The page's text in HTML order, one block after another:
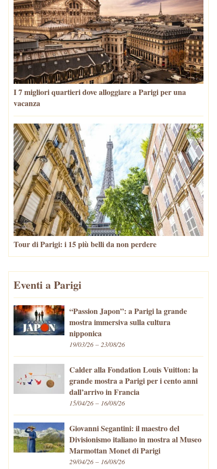
I 7 migliori quartieri dove alloggiare a Parigi per una
vacanza
Tour di Parigi: i 15 più belli da non perdere
Eventi a Parigi
“Passion Japon”: a Parigi la grande
mostra immersiva sulla cultura
nipponica
19/03/26 – 23/08/26
Calder alla Fondation Louis Vuitton: la
grande mostra a Parigi per i cento anni
dall’arrivo in Francia
15/04/26 – 16/08/26
Giovanni Segantini: il maestro del
Divisionismo italiano in mostra al Museo
Marmottan Monet di Parigi
29/04/26 – 16/08/26